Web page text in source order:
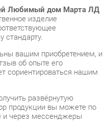
вашим приобретением, и
об опыте его
нашим
продукции вы можете по
через мессенджеры
мебели для прихожей
Эш,
центрального склада в
и магазинов